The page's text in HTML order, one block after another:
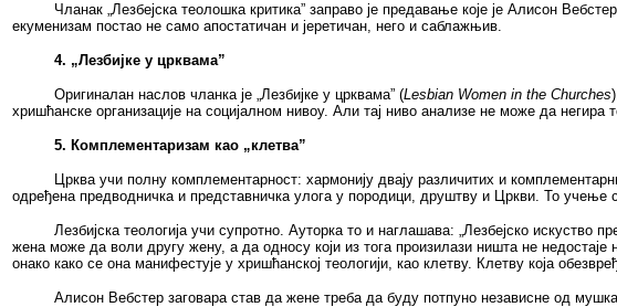
Чланак „Лезбејска теолошка критика” заправо је предавање које је Алисон
екуменизам постао не само апостатичан и јеретичан, него и саблажњив.
4. „Лезбијке у црквама”
Оригиналан наслов чланка је „Лезбијке у црквама” (Lesbian Women in the Churches
хришћанске организације на социјалном нивоу. Али тај ниво анализе не може да негира
5. Комплементаризам као „клетва”
Црква учи полну комплементарност: хармонију двају различитих и
одређена предводничка и представничка улога у породици, друштву и Цркви. То учење
Лезбијска теологија учи супротно. Ауторка то и наглашава: „Лезбејско
жена може да воли другу жену, а да односу који из тога произилази ништа не
онако како се она манифестује у хришћанској теологији, као клетву. Клетву која
Алисон Вебстер заговара став да жене треба да буду потпуно независне од